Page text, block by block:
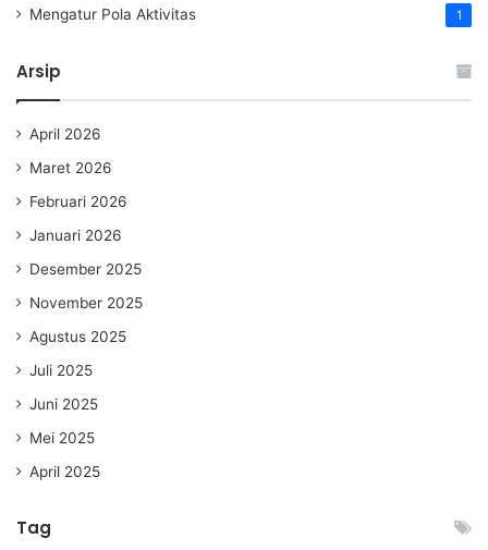
Mengatur Pola Aktivitas 1
Arsip
April 2026
Maret 2026
Februari 2026
Januari 2026
Desember 2025
November 2025
Agustus 2025
Juli 2025
Juni 2025
Mei 2025
April 2025
Tag